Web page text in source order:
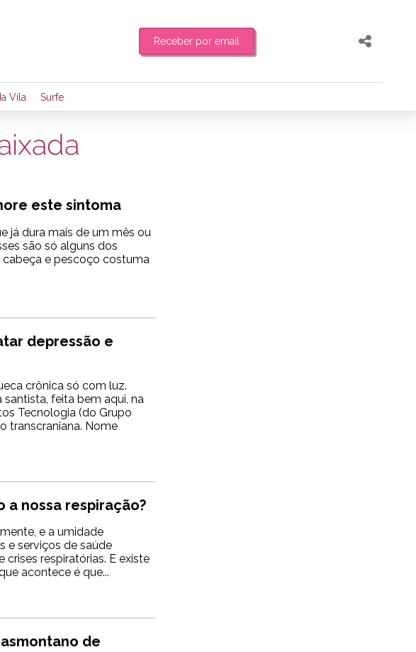
Receber por email
toda sexta-feira de manhã o resumo
Compartilhar
Vila Surfe
este sintoma
já dura mais de um mês ou
são só alguns dos
e pescoço costuma
depressão e
crônica só com luz.
feita bem aqui, na
Tecnologia (do Grupo
transcraniana. Nome
a nossa respiração?
e a umidade
e serviços de saúde
respiratórias. E existe
acontece é que...
de